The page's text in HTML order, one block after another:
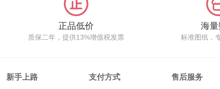
正品低价
质保二年，提供13%增值税发票
海
标准图纸，
新手上路 支付方式 售后服务